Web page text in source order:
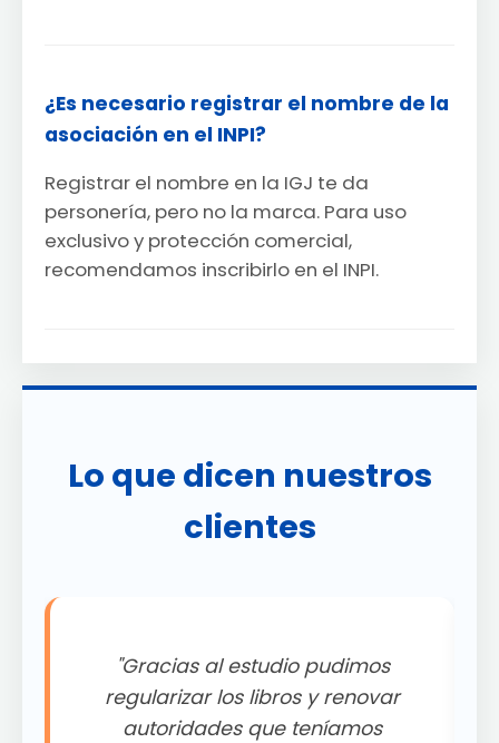
¿Es necesario registrar el nombre de la
asociación en el INPI?
Registrar el nombre en la IGJ te da
personería, pero no la marca. Para uso
exclusivo y protección comercial,
recomendamos inscribirlo en el INPI.
Lo que dicen nuestros
clientes
"Gracias al estudio pudimos
regularizar los libros y renovar
autoridades que teníamos